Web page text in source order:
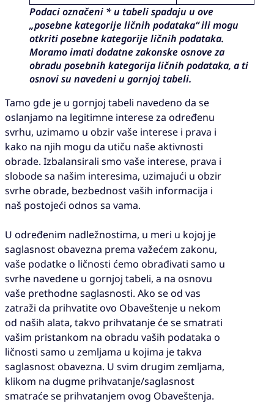
Podaci označeni * u tabeli spadaju u ove
„posebne kategorije ličnih podataka“ ili mogu
otkriti posebne kategorije ličnih podataka.
Moramo imati dodatne zakonske osnove za
obradu posebnih kategorija ličnih podataka, a ti
osnovi su navedeni u gornjoj tabeli.
Tamo gde je u gornjoj tabeli navedeno da se
oslanjamo na legitimne interese za određenu
svrhu, uzimamo u obzir vaše interese i prava i
kako na njih mogu da utiču naše aktivnosti
obrade. Izbalansirali smo vaše interese, prava i
slobode sa našim interesima, uzimajući u obzir
svrhe obrade, bezbednost vaših informacija i
naš postojeći odnos sa vama.
U određenim nadležnostima, u meri u kojoj je
saglasnost obavezna prema važećem zakonu,
vaše podatke o ličnosti ćemo obrađivati samo u
svrhe navedene u gornjoj tabeli, a na osnovu
vaše prethodne saglasnosti. Ako se od vas
zatraži da prihvatite ovo Obaveštenje u nekom
od naših alata, takvo prihvatanje će se smatrati
vašim pristankom na obradu vaših podataka o
ličnosti samo u zemljama u kojima je takva
saglasnost obavezna. U svim drugim zemljama,
klikom na dugme prihvatanje/saglasnost
smatraće se prihvatanjem ovog Obaveštenja.